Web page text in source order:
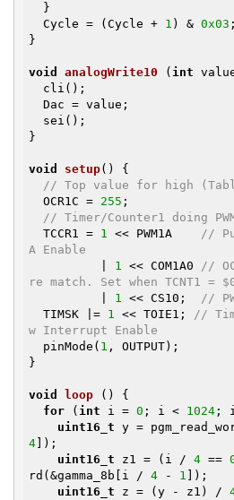
  Cycle = (Cycle +
1 ) & 0x03 ;
}
void analogWrite10 ( int
}
void setup()
{
// Top value for high
  OCR1C =
255 ;
// Timer/Counter1 doing
  TCCR1 =
1 << PWM1A //
A Enable
1 << COM1A0 //
re match. Set when TCNT1 =
1 << CS10; //
  TIMSK |=
1 << TOIE1; //
w Interrupt Enable
  pinMode(
1 , OUTPUT);
}
void loop ()
{
for ( int i = 0 ; i < 1024 ;
uint16_t
4 ]);
uint16_t z1 = (i / 4 ==
rd(&gamma_8b[i / 4 - 1 ]);
uint16_t z = (y - z1) /